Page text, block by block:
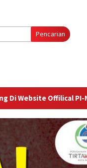
Pencarian
PI-News Online -